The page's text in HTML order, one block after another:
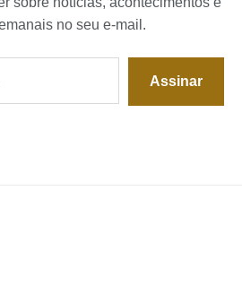
no seu e-mail.
Assinar